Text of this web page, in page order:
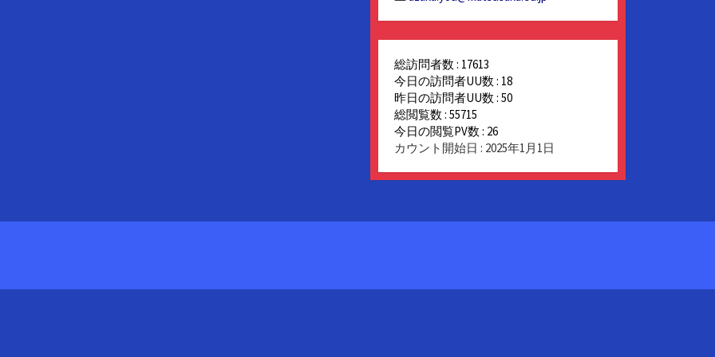
総訪問者数 : 17613
今日の訪問者UU数 : 18
昨日の訪問者UU数 : 50
総閲覧数 : 55715
今日の閲覧PV数 : 26
カウント開始日 : 2025年1月1日